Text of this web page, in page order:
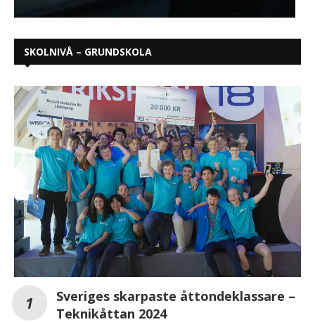
SKOLNIVÅ – GRUNDSKOLA
Sveriges skarpaste åttondeklassare –
Teknikåttan 2024